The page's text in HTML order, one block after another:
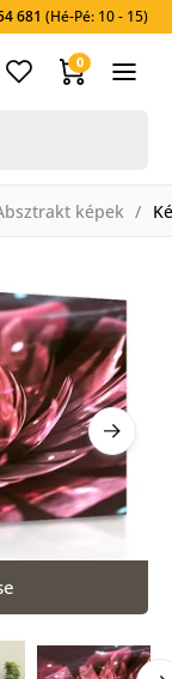
681 (Hé-Pé: 10 - 15)
0
képek